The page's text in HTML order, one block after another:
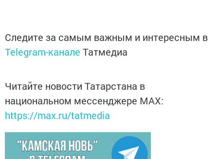
Следите за самым важным и интересным в
Telegram-канале Татмедиа
Читайте новости Татарстана в
национальном мессенджере MАХ:
https://max.ru/tatmedia